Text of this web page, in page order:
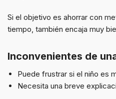
Si el objetivo es ahorrar con
tiempo, también encaja muy
Inconvenientes de
Puede frustrar si el niño es
Necesita una breve